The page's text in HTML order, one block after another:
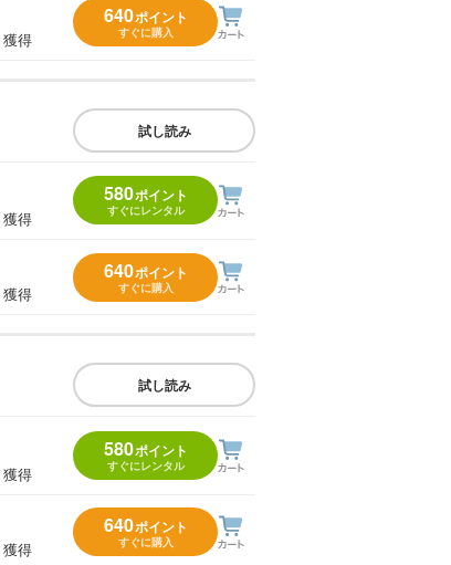
獲得
640ポイント
すぐに購入
試し読み
獲得
580ポイント
すぐにレンタル
獲得
640ポイント
すぐに購入
試し読み
獲得
580ポイント
すぐにレンタル
獲得
640ポイント
すぐに購入